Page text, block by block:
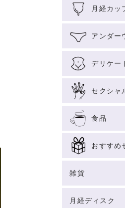
月経カッ
アンダー
デリケー
セクシャ
食品
おすすめ
雑貨
月経ディスク